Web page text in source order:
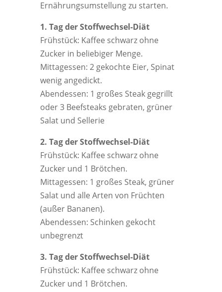
Ernährungsumstellung zu starten.
1. Tag der Stoffwechsel-Diät
Frühstück: Kaffee schwarz ohne
Zucker in beliebiger Menge.
Mittagessen: 2 gekochte Eier, Spinat
wenig angedickt.
Abendessen: 1 großes Steak gegrillt
oder 3 Beefsteaks gebraten, grüner
Salat und Sellerie
2. Tag der Stoffwechsel-Diät
Frühstück: Kaffee schwarz ohne
Zucker und 1 Brötchen.
Mittagessen: 1 großes Steak, grüner
Salat und alle Arten von Früchten
(außer Bananen).
Abendessen: Schinken gekocht
unbegrenzt
3. Tag der Stoffwechsel-Diät
Frühstück: Kaffee schwarz ohne
Zucker und 1 Brötchen.